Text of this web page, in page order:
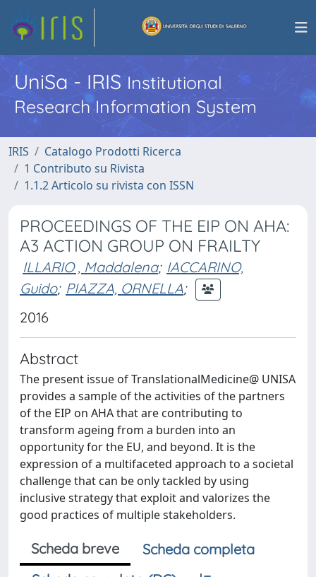
UniSa - IRISInstitutional
Research Information System
IRIS
Catalogo Prodotti Ricerca
1 Contributo su Rivista
1.1.2 Articolo su rivista con ISSN
PROCEEDINGS OF THE EIP ON AHA:
A3 ACTION GROUP ON FRAILTY
ILLARIO , Maddalena; IACCARINO,
Guido; PIAZZA, ORNELLA;
2016
Abstract
The present issue of TranslationalMedicine@ UNISA
provides a sample of the activities of the partners
of the EIP on AHA that are contributing to
transform ageing from a burden into an
opportunity for the EU, and beyond. It is the
expression of a multifaceted approach to a societal
challenge that can be only tackled by using
inclusive strategy that exploit and valorizes the
good practices of multiple stakeholders.
Scheda breve
Scheda completa